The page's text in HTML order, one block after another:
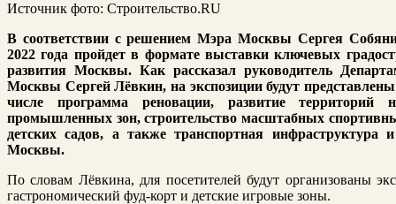
Источник фото: Строительство.RU
В соответствии с решением Мэра Москвы Сергея
2022 года пройдет в формате выставки ключевых
развития Москвы. Как рассказал руководитель
Москвы Сергей Лёвкин, на экспозиции будут
числе программа реновации, развитие территорий
промышленных зон, строительство масштабных
детских садов, а также транспортная инфраструктура
Москвы.
По словам Лёвкина, для посетителей будут организованы
гастрономический фуд-корт и детские игровые зоны.